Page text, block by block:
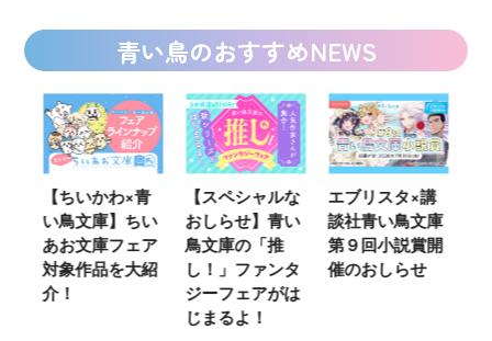
青い鳥のおすすめNEWS
【ちいかわ×青
い鳥文庫】ちい
あお文庫フェア
対象作品を大紹
介！
【スペシャルな
おしらせ】青い
鳥文庫の「推
し！」ファンタ
ジーフェアがは
じまるよ！
エブリスタ×講
談社青い鳥文庫
第９回小説賞開
催のおしらせ